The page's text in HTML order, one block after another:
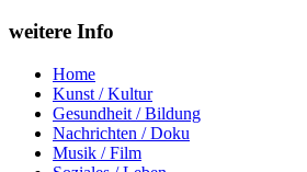
weitere Info
Home
Kunst / Kultur
Gesundheit / Bildung
Nachrichten / Doku
Musik / Film